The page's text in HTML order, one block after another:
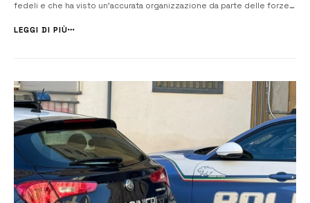
fedeli e che ha visto un’accurata organizzazione da parte delle forze
preceduta dall’arrivo delle sue spoglie, il 14 dicembre scorso, a...
LEGGI DI PIÙ